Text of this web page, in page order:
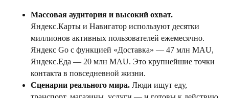
Массовая аудитория и высокий охват.
Яндекс.Карты и Навигатор используют десятки
миллионов активных пользователей ежемесячно.
Яндекс Go с функцией «Доставка» — 47 млн MAU,
Яндекс.Еда — 20 млн MAU. Это крупнейшие точки
контакта в повседневной жизни.
Сценарии реального мира. Люди ищут еду,